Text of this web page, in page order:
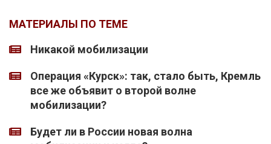
МАТЕРИАЛЫ ПО ТЕМЕ
Никакой мобилизации
Операция «Курск»: так, стало быть, Кремль
все же объявит о второй волне
мобилизации?
Будет ли в России новая волна